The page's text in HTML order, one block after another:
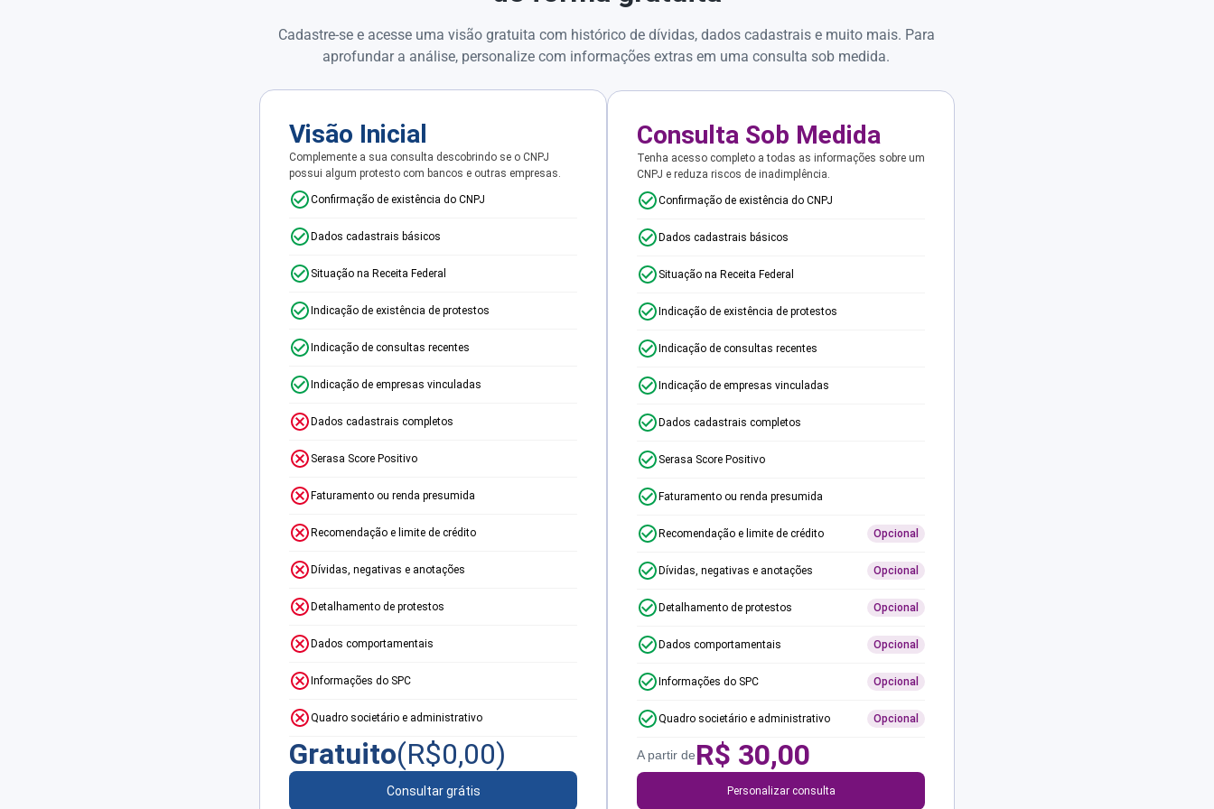
Cadastre-se e acesse uma visão gratuita com histórico de dívidas, dados cadastrais e muito mais. Para
aprofundar a análise, personalize com informações extras em uma consulta sob medida.
Visão Inicial
Complemente a sua consulta descobrindo se o CNPJ
possui algum protesto com bancos e outras empresas.
Confirmação de existência do CNPJ
Dados cadastrais básicos
Situação na Receita Federal
Indicação de existência de protestos
Indicação de consultas recentes
Indicação de empresas vinculadas
Dados cadastrais completos
Serasa Score Positivo
Faturamento ou renda presumida
Recomendação e limite de crédito
Dívidas, negativas e anotações
Detalhamento de protestos
Dados comportamentais
Informações do SPC
Quadro societário e administrativo
Gratuito(R$0,00)
Consultar grátis
Consulta Sob Medida
Tenha acesso completo a todas as informações sobre um
CNPJ e reduza riscos de inadimplência.
Confirmação de existência do CNPJ
Dados cadastrais básicos
Situação na Receita Federal
Indicação de existência de protestos
Indicação de consultas recentes
Indicação de empresas vinculadas
Dados cadastrais completos
Serasa Score Positivo
Faturamento ou renda presumida
Recomendação e limite de crédito Opcional
Dívidas, negativas e anotações Opcional
Detalhamento de protestos Opcional
Dados comportamentais Opcional
Informações do SPC Opcional
Quadro societário e administrativo Opcional
A partir deR$ 30,00
Personalizar consulta